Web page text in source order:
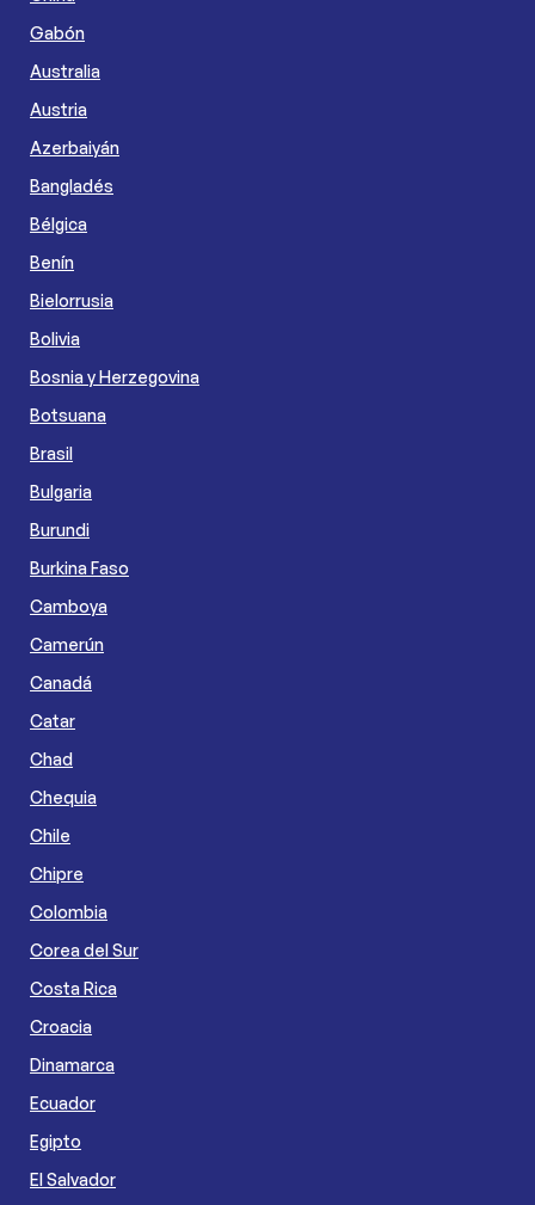
Gabón
Australia
Austria
Azerbaiyán
Bangladés
Bélgica
Benín
Bielorrusia
Bolivia
Bosnia y Herzegovina
Botsuana
Brasil
Bulgaria
Burundi
Burkina Faso
Camboya
Camerún
Canadá
Catar
Chad
Chequia
Chile
Chipre
Colombia
Corea del Sur
Costa Rica
Croacia
Dinamarca
Ecuador
Egipto
El Salvador